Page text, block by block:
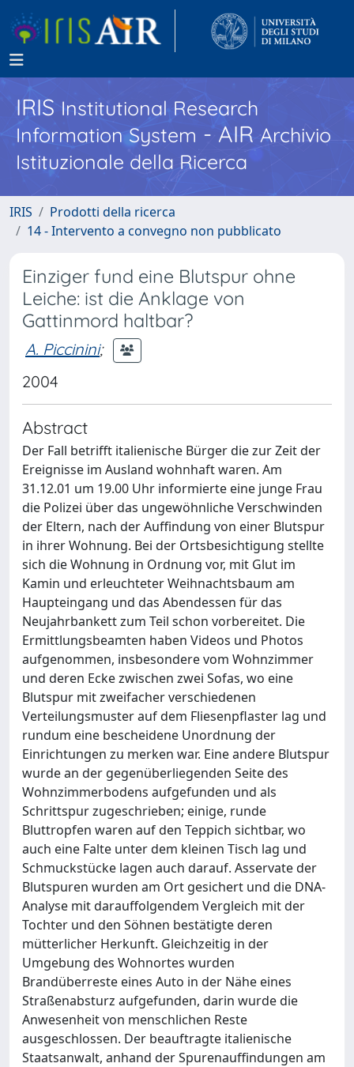
IRISInstitutional Research
Information System - AIR Archivio
Istituzionale della Ricerca
IRIS
Prodotti della ricerca
14 - Intervento a convegno non pubblicato
Einziger fund eine Blutspur ohne
Leiche: ist die Anklage von
Gattinmord haltbar?
A. Piccinini;
2004
Abstract
Der Fall betrifft italienische Bürger die zur Zeit der
Ereignisse im Ausland wohnhaft waren. Am
31.12.01 um 19.00 Uhr informierte eine junge Frau
die Polizei über das ungewöhnliche Verschwinden
der Eltern, nach der Auffindung von einer Blutspur
in ihrer Wohnung. Bei der Ortsbesichtigung stellte
sich die Wohnung in Ordnung vor, mit Glut im
Kamin und erleuchteter Weihnachtsbaum am
Haupteingang und das Abendessen für das
Neujahrbankett zum Teil schon vorbereitet. Die
Ermittlungsbeamten haben Videos und Photos
aufgenommen, insbesondere vom Wohnzimmer
und deren Ecke zwischen zwei Sofas, wo eine
Blutspur mit zweifacher verschiedenen
Verteilungsmuster auf dem Fliesenpflaster lag und
rundum eine bescheidene Unordnung der
Einrichtungen zu merken war. Eine andere Blutspur
wurde an der gegenüberliegenden Seite des
Wohnzimmerbodens aufgefunden und als
Schrittspur zugeschrieben; einige, runde
Bluttropfen waren auf den Teppich sichtbar, wo
auch eine Falte unter dem kleinen Tisch lag und
Schmuckstücke lagen auch darauf. Asservate der
Blutspuren wurden am Ort gesichert und die DNA-
Analyse mit darauffolgendem Vergleich mit der
Tochter und den Söhnen bestätigte deren
mütterlicher Herkunft. Gleichzeitig in der
Umgebung des Wohnortes wurden
Brandüberreste eines Auto in der Nähe eines
Straßenabsturz aufgefunden, darin wurde die
Anwesenheit von menschlichen Reste
ausgeschlossen. Der beauftragte italienische
Staatsanwalt, anhand der Spurenauffindungen am